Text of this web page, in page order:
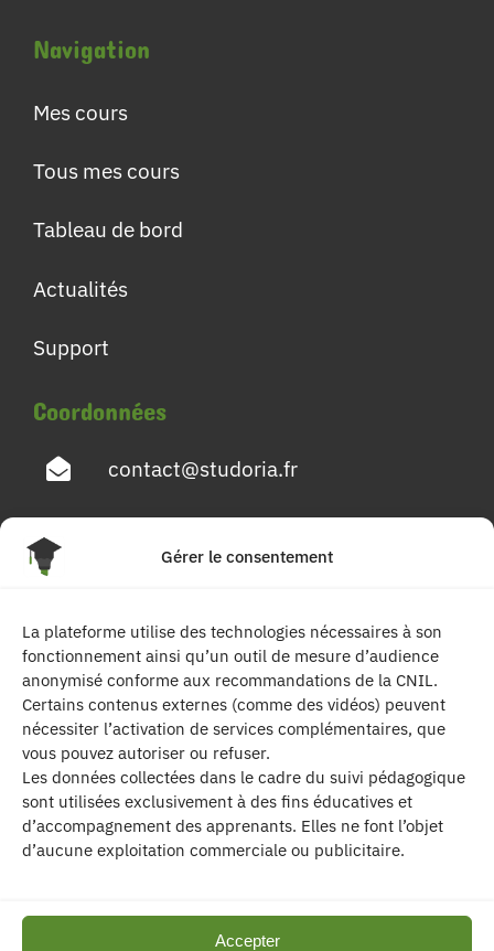
Gérer le consentement
La plateforme utilise des technologies nécessaires à son
fonctionnement ainsi qu’un outil de mesure d’audience
anonymisé conforme aux recommandations de la CNIL.
Certains contenus externes (comme des vidéos) peuvent
nécessiter l’activation de services complémentaires, que
vous pouvez autoriser ou refuser.
Les données collectées dans le cadre du suivi pédagogique
sont utilisées exclusivement à des fins éducatives et
d’accompagnement des apprenants. Elles ne font l’objet
d’aucune exploitation commerciale ou publicitaire.
Accepter
Navigation
Mes cours
Tous mes cours
Tableau de bord
Actualités
Support
Coordonnées
contact@studoria.fr
4 Rue Georges Pompidou
Suivez-nous
| Les contenus publiés sur ce site sont